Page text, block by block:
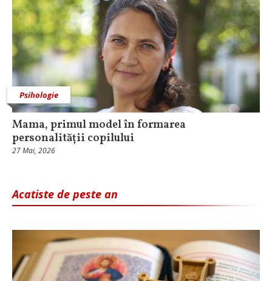
Psihologie
Mama, primul model în formarea
personalității copilului
27 Mai, 2026
Acatiste de peste an